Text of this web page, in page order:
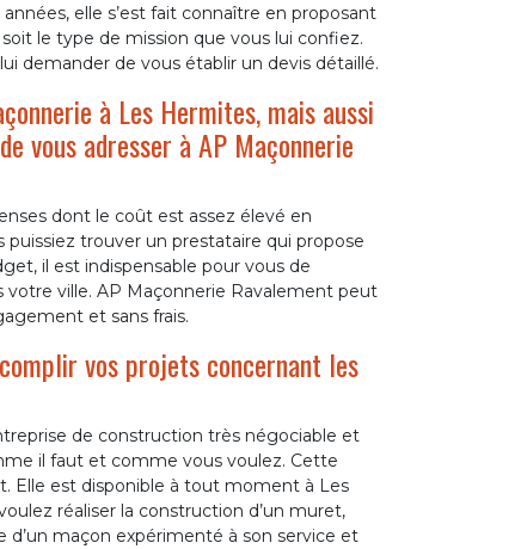
elle s’est fait connaître en proposant
le type de mission que vous lui confiez.
demander de vous établir un devis détaillé.
à Les Hermites, mais aussi
vous adresser à AP Maçonnerie
dont le coût est assez élevé en
puissiez trouver un prestataire qui propose
il est indispensable pour vous de
votre ville. AP Maçonnerie Ravalement peut
et sans frais.
vos projets concernant les
de construction très négociable et
il faut et comme vous voulez. Cette
Elle est disponible à tout moment à Les
réaliser la construction d’un muret,
maçon expérimenté à son service et